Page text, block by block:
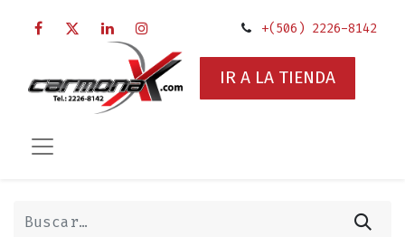
+(506) 2226-8142
IR A LA TIENDA